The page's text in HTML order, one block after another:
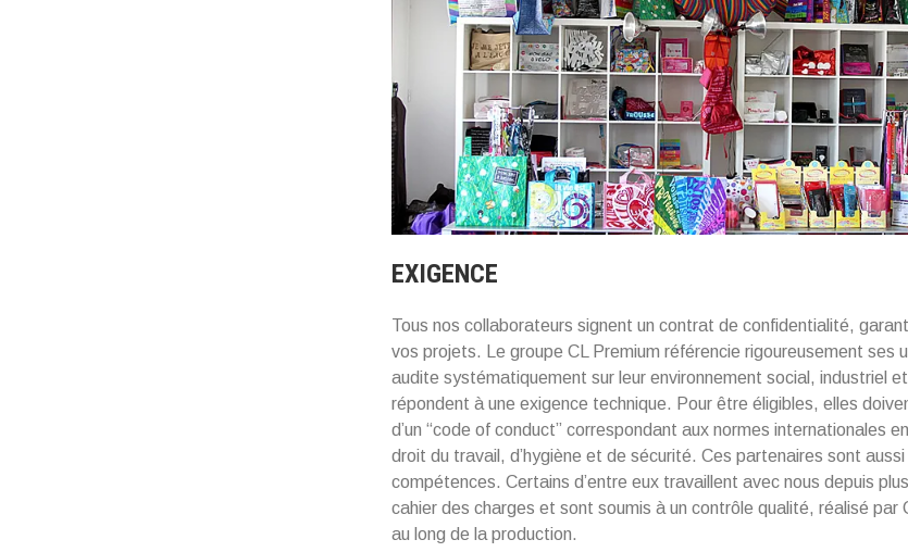
EXIGENCE
Tous nos collaborateurs signent un contrat de confidentialité,
vos projets. Le groupe CL Premium référencie rigoureusement ses
audite systématiquement sur leur environnement social, industriel
répondent à une exigence technique. Pour être éligibles, elles
d’un “code of conduct” correspondant aux normes internationales
droit du travail, d’hygiène et de sécurité. Ces partenaires sont
compétences. Certains d’entre eux travaillent avec nous depuis
cahier des charges et sont soumis à un contrôle qualité, réalisé par
au long de la production.